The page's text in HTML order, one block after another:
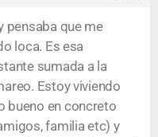
pensaba que me
loca. Es esa
sumada a la
Estoy viviendo
bueno en concreto
familia etc) y